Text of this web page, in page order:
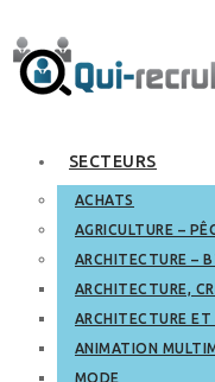
SECTEURS
ACHATS
AGRICULTURE –
ARCHITECTURE –
ARCHITECTURE,
ARCHITECTURE ET
ANIMATION
MODE